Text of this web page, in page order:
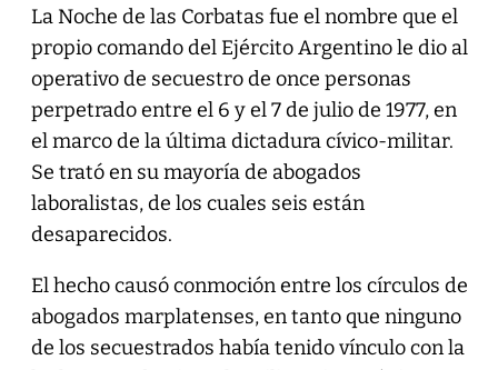
La Noche de las Corbatas fue el nombre que el
propio comando del Ejército Argentino le dio al
operativo de secuestro de once personas
perpetrado entre el 6 y el 7 de julio de 1977, en
el marco de la última dictadura cívico-militar.
Se trató en su mayoría de abogados
laboralistas, de los cuales seis están
desaparecidos.
El hecho causó conmoción entre los círculos de
abogados marplatenses, en tanto que ninguno
de los secuestrados había tenido vínculo con la